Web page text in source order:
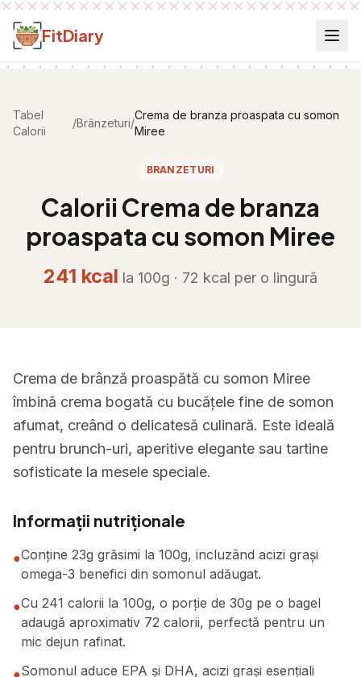
Salt la conținut
FitDiary
Tabel
Calorii
/Brânzeturi/
Crema de branza proaspata cu somon
Miree
BRANZETURI
Calorii Crema de branza
proaspata cu somon Miree
241 kcal la 100g · 72 kcal per o lingură
Crema de brânză proaspătă cu somon Miree
îmbină crema bogată cu bucățele fine de somon
afumat, creând o delicatesă culinară. Este ideală
pentru brunch-uri, aperitive elegante sau tartine
sofisticate la mesele speciale.
Informații nutriționale
●Conține 23g grăsimi la 100g, incluzând acizi grași
omega-3 benefici din somonul adăugat.
●Cu 241 calorii la 100g, o porție de 30g pe o bagel
adaugă aproximativ 72 calorii, perfectă pentru un
mic dejun rafinat.
●Somonul aduce EPA și DHA, acizi grași esențiali